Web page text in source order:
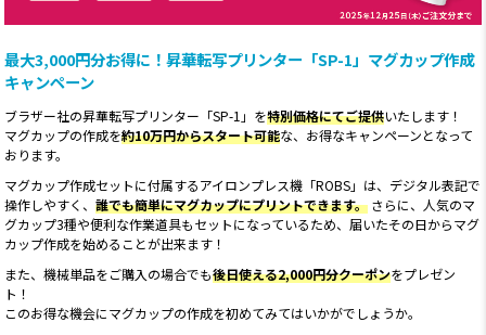
最大3,000円分お得に！昇華転写プリンター「SP-1」マグカップ作成
キャンペーン
ブラザー社の昇華転写プリンター「SP-1」を特別価格にてご提供いたします！
マグカップの作成を約10万円からスタート可能な、お得なキャンペーンとなって
おります。
マグカップ作成セットに付属するアイロンプレス機「ROBS」は、デジタル表記で
操作しやすく、誰でも簡単にマグカップにプリントできます。 さらに、人気のマ
グカップ3種や便利な作業道具もセットになっているため、届いたその日からマグ
カップ作成を始めることが出来ます！
また、機械単品をご購入の場合でも後日使える2,000円分クーポンをプレゼン
ト！
このお得な機会にマグカップの作成を初めてみてはいかがでしょうか。